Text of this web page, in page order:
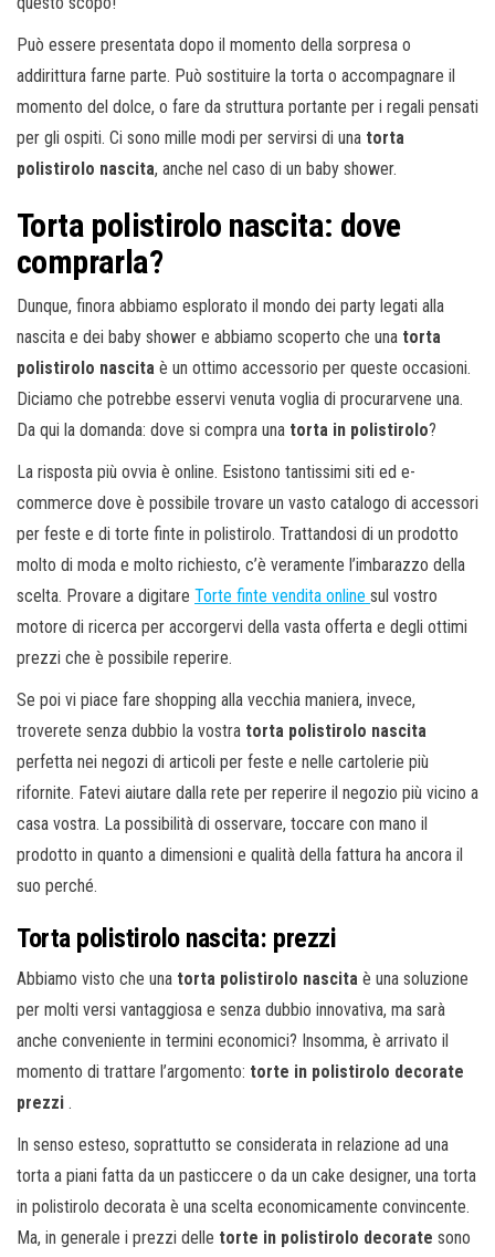
Può essere presentata dopo il momento della sorpresa o
addirittura farne parte. Può sostituire la torta o accompagnare il
momento del dolce, o fare da struttura portante per i regali pensati
per gli ospiti. Ci sono mille modi per servirsi di una torta
polistirolo nascita, anche nel caso di un baby shower.
Torta polistirolo nascita: dove
comprarla?
Dunque, finora abbiamo esplorato il mondo dei party legati alla
nascita e dei baby shower e abbiamo scoperto che una torta
polistirolo nascita è un ottimo accessorio per queste occasioni.
Diciamo che potrebbe esservi venuta voglia di procurarvene una.
Da qui la domanda: dove si compra una torta in polistirolo?
La risposta più ovvia è online. Esistono tantissimi siti ed e-
commerce dove è possibile trovare un vasto catalogo di accessori
per feste e di torte finte in polistirolo. Trattandosi di un prodotto
molto di moda e molto richiesto, c’è veramente l’imbarazzo della
scelta. Provare a digitare Torte finte vendita online sul vostro
motore di ricerca per accorgervi della vasta offerta e degli ottimi
prezzi che è possibile reperire.
Se poi vi piace fare shopping alla vecchia maniera, invece,
troverete senza dubbio la vostra torta polistirolo nascita
perfetta nei negozi di articoli per feste e nelle cartolerie più
rifornite. Fatevi aiutare dalla rete per reperire il negozio più vicino a
casa vostra. La possibilità di osservare, toccare con mano il
prodotto in quanto a dimensioni e qualità della fattura ha ancora il
suo perché.
Torta polistirolo nascita: prezzi
Abbiamo visto che una torta polistirolo nascita è una soluzione
per molti versi vantaggiosa e senza dubbio innovativa, ma sarà
anche conveniente in termini economici? Insomma, è arrivato il
momento di trattare l’argomento: torte in polistirolo decorate
prezzi .
In senso esteso, soprattutto se considerata in relazione ad una
torta a piani fatta da un pasticcere o da un cake designer, una torta
in polistirolo decorata è una scelta economicamente convincente.
Ma, in generale i prezzi delle torte in polistirolo decorate sono